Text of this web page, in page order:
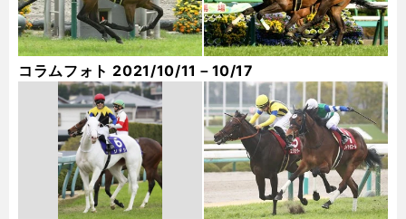
コラムフォト 2021/10/11－10/17